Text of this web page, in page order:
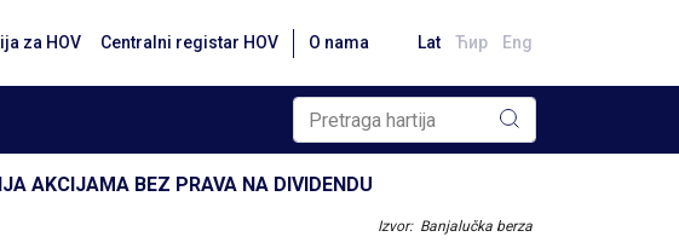
za HOV Centralni registar HOV O nama Lat Ћир Eng
AKCIJAMA BEZ PRAVA NA DIVIDENDU
Izvor: Banjalučka berza